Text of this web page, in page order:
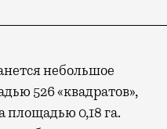
небольшое
526 «квадратов»,
площадью 0,18 га.